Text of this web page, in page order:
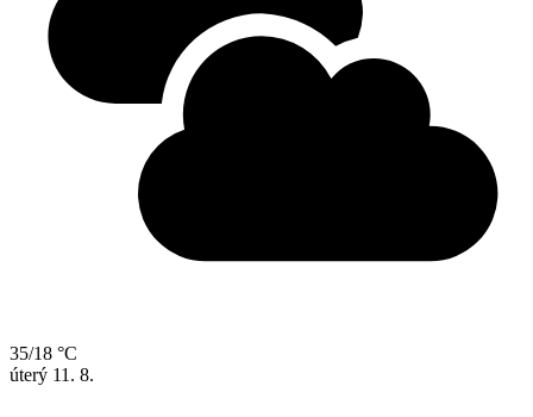
35/18 °C
úterý 11. 8.